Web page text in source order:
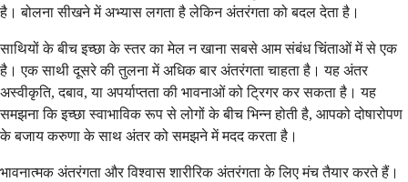
है। बोलना सीखने में अभ्यास लगता है लेकिन अंतरंगता को बदल देता है।
साथियों के बीच इच्छा के स्तर का मेल न खाना सबसे आम संबंध चिंताओं में से एक
है। एक साथी दूसरे की तुलना में अधिक बार अंतरंगता चाहता है। यह अंतर
अस्वीकृति, दबाव, या अपर्याप्तता की भावनाओं को ट्रिगर कर सकता है। यह
समझना कि इच्छा स्वाभाविक रूप से लोगों के बीच भिन्न होती है, आपको दोषारोपण
के बजाय करुणा के साथ अंतर को समझने में मदद करता है।
भावनात्मक अंतरंगता और विश्वास शारीरिक अंतरंगता के लिए मंच तैयार करते हैं।